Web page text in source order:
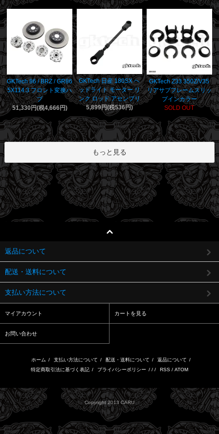
GKTech 86 / BRZ / GR86
5X114.3 フロント変換ハ
ブ
51,330円(税4,666円)
GKTech 日産 180SX ヘ
ッドライト モーター リ
ンク ロッド アセンブリ
5,899円(税536円)
GKTech Z33 350Z/V35
リアサブフレームスリッ
プインカラー
SOLD OUT
もっと見る
返品について
配送・送料について
支払い方法について
マイアカウント カートを見る
お問い合わせ
ホーム / 支払い方法について / 配送・送料について / 返品について /
特定商取引法に基づく表記 / プライバシーポリシー / / / RSS / ATOM
Copyright 2013 CARU